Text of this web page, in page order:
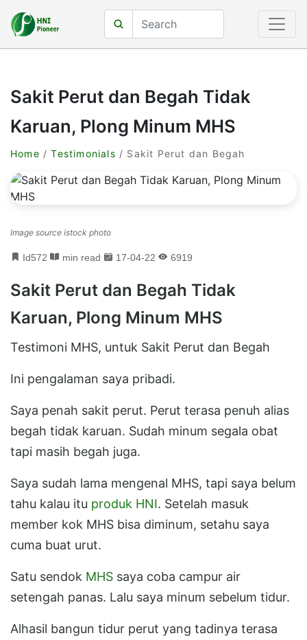
Sakit Perut dan Begah Tidak
Karuan, Plong Minum MHS
Home /Testimonials / Sakit Perut dan Begah
Image source istock photo
Id572 min read 17-04-22 6919
Sakit Perut dan Begah Tidak
Karuan, Plong Minum MHS
Testimoni MHS, untuk Sakit Perut dan Begah
Ini pengalaman saya pribadi.
Saya penah sakit perut. Perut terasa penuh alias
begah tidak karuan. Sudah minum segala obat
tapi masih begah juga.
Saya sudah lama mengenal MHS, tapi saya belum
tahu kalau itu produk HNI. Setelah masuk
member kok MHS bisa diminum, setahu saya
cuma buat urut.
Satu sendok MHS saya coba campur air
setengah panas. Lalu saya minum sebelum tidur.
Alhasil bangun tidur perut yang tadinya terasa